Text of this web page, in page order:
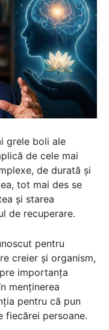
grele boli ale
de cele mai
de durată și
tot mai des se
și starea
de recuperare.
pentru
creier și organism,
importanța
menținerea
pentru că pun
fiecărei persoane.